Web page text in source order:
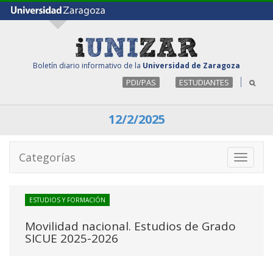
Boletín diario informativo de la Universidad de Zaragoza
PDI/PAS ESTUDIANTES
12/2/2025
Toggle
Categorías
ESTUDIOS Y FORMACIÓN
Movilidad nacional. Estudios de Grado
SICUE 2025-2026